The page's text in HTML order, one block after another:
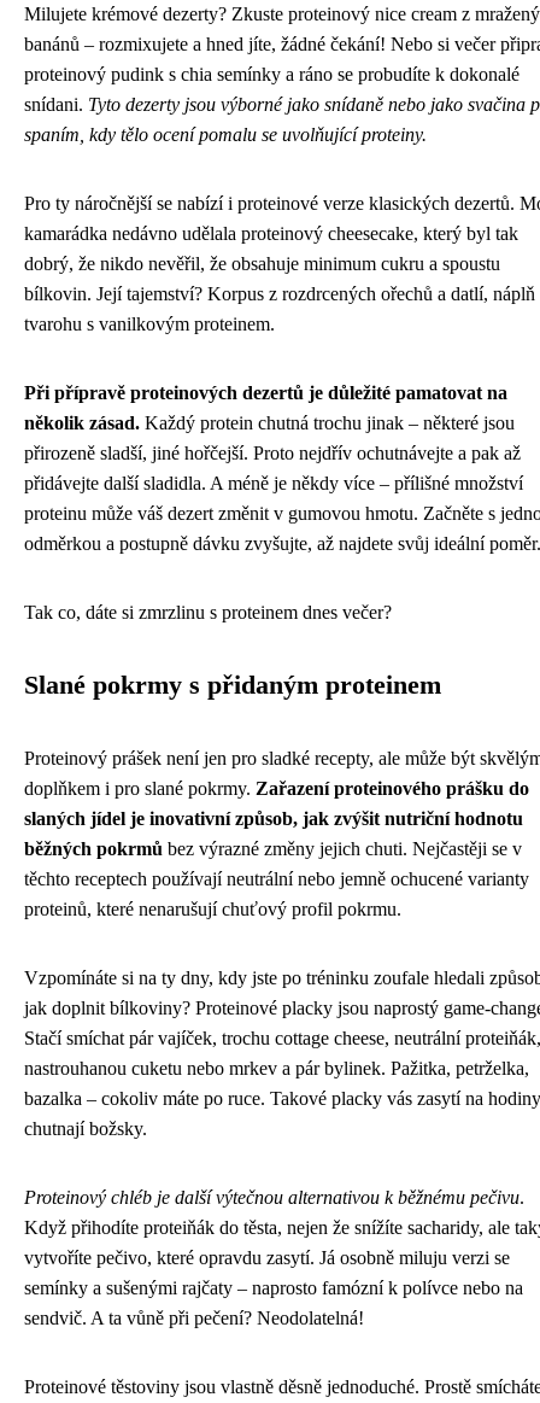
Milujete krémové dezerty? Zkuste proteinový nice cream z
banánů – rozmixujete a hned jíte, žádné čekání! Nebo si večer
proteinový pudink s chia semínky a ráno se probudíte k dokonalé
snídani. Tyto dezerty jsou výborné jako snídaně nebo jako svačina
spaním, kdy tělo ocení pomalu se uvolňující proteiny.
Pro ty náročnější se nabízí i proteinové verze klasických dezertů.
kamarádka nedávno udělala proteinový cheesecake, který byl tak
dobrý, že nikdo nevěřil, že obsahuje minimum cukru a spoustu
bílkovin. Její tajemství? Korpus z rozdrcených ořechů a datlí, náplň
tvarohu s vanilkovým proteinem.
Při přípravě proteinových dezertů je důležité pamatovat na
několik zásad. Každý protein chutná trochu jinak – některé jsou
přirozeně sladší, jiné hořčejší. Proto nejdřív ochutnávejte a pak až
přidávejte další sladidla. A méně je někdy více – přílišné množství
proteinu může váš dezert změnit v gumovou hmotu. Začněte s
odměrkou a postupně dávku zvyšujte, až najdete svůj ideální poměr.
Tak co, dáte si zmrzlinu s proteinem dnes večer?
Slané pokrmy s přidaným proteinem
Proteinový prášek není jen pro sladké recepty, ale může být
doplňkem i pro slané pokrmy. Zařazení proteinového prášku do
slaných jídel je inovativní způsob, jak zvýšit nutriční hodnotu
běžných pokrmů bez výrazné změny jejich chuti. Nejčastěji se v
těchto receptech používají neutrální nebo jemně ochucené varianty
proteinů, které nenarušují chuťový profil pokrmu.
Vzpomínáte si na ty dny, kdy jste po tréninku zoufale hledali
jak doplnit bílkoviny? Proteinové placky jsou naprostý game-
Stačí smíchat pár vajíček, trochu cottage cheese, neutrální proteiňák,
nastrouhanou cuketu nebo mrkev a pár bylinek. Pažitka, petrželka,
bazalka – cokoliv máte po ruce. Takové placky vás zasytí na
chutnají božsky.
Proteinový chléb je další výtečnou alternativou k běžnému pečivu.
Když přihodíte proteiňák do těsta, nejen že snížíte sacharidy, ale
vytvoříte pečivo, které opravdu zasytí. Já osobně miluju verzi se
semínky a sušenými rajčaty – naprosto famózní k polívce nebo na
sendvič. A ta vůně při pečení? Neodolatelná!
Proteinové těstoviny jsou vlastně děsně jednoduché. Prostě